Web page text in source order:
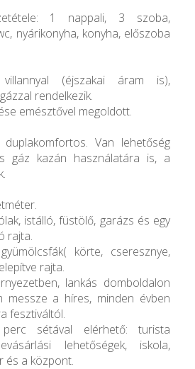
1 nappali, 3 szoba,
nyárikonyha, konyha, előszoba
(éjszakai áram is),
rendelkezik.
emésztővel megoldott.
Van lehetőség
gáz kazán használatára is, a
istálló, füstölő, garázs és egy
rajta.
körte, cseresznye,
rajta.
lankás domboldalon
messze a híres, minden évben
fesztiváltól.
sétával elérhető: turista
lehetőségek, iskola,
és a központ.